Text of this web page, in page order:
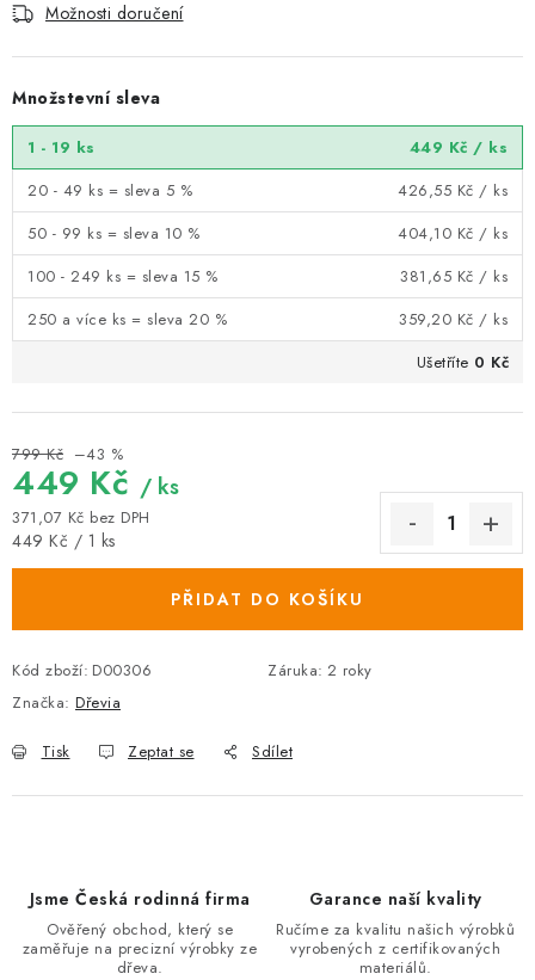
Možnosti doručení
Množstevní sleva
1 - 19 ks 449 Kč / ks
20 - 49 ks = sleva 5 %
426,55 Kč / ks
50 - 99 ks = sleva 10 %
404,10 Kč / ks
100 - 249 ks = sleva 15 %
381,65 Kč / ks
250 a více ks = sleva 20 %
359,20 Kč / ks
Ušetříte 0 Kč
799 Kč –43 %
449 Kč / ks
371,07 Kč bez DPH
Měrná cena:
449 Kč / 1 ks
PŘIDAT DO KOŠÍKU
Kód zboží: D00306 Záruka: 2 roky
Značka: Dřevia
Tisk Zeptat se Sdílet
Jsme Česká rodinná firma
Ověřený obchod, který se
zaměřuje na precizní výrobky ze
dřeva.
Garance naší kvality
Ručíme za kvalitu našich výrobků
vyrobených z certifikovaných
materiálů.